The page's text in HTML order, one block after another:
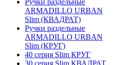
Ручки раздельные
ARMADILLO URBAN
Slim (КВАДРАТ)
Ручки раздельные
ARMADILLO URBAN
Slim (КРУГ)
40 серия Slim КРУГ
30 серия Slim КВАДРАТ